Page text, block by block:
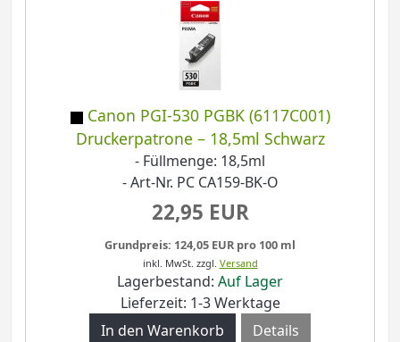
Canon PGI-530 PGBK (6117C001)
Druckerpatrone – 18,5ml Schwarz
- Füllmenge: 18,5ml
- Art-Nr. PC CA159-BK-O
22,95 EUR
Grundpreis: 124,05 EUR pro 100 ml
inkl. MwSt. zzgl. Versand
Lagerbestand: Auf Lager
Lieferzeit: 1-3 Werktage
Details